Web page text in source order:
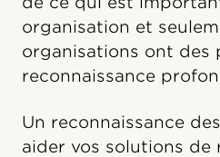
organisation et
organisations ont des
reconnaissance
Un reconnaissance
aider vos solutions de